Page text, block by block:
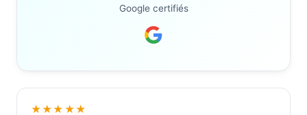
Google certifiés
★★★★★